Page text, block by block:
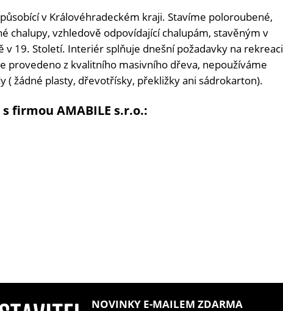
v Královéhradeckém kraji. Stavíme poloroubené,
chalupy, vzhledově odpovídající chalupám, stavěným v
v 19. Století. Interiér splňuje dnešní požadavky na rekreaci
provedeno z kvalitního masivního dřeva, nepoužíváme
( žádné plasty, dřevotřísky, překližky ani sádrokarton).
firmou AMABILE s.r.o.:
NOVINKY E-MAILEM ZDARMA